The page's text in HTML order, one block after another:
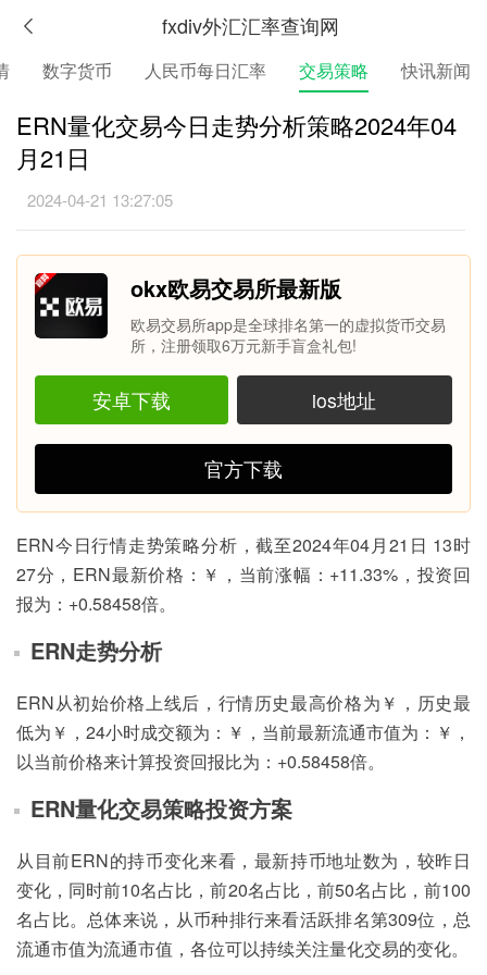
fxdiv外汇汇率查询网
数字货币 人民币每日汇率 交易策略 快讯新闻
ERN量化交易今日走势分析策略2024年04
月21日
2024-04-21 13:27:05
okx欧易交易所最新版
欧易交易所app是全球排名第一的虚拟货币交易
所，注册领取6万元新手盲盒礼包!
安卓下载 ios地址
官方下载
ERN今日行情走势策略分析，截至2024年04月21日 13时
27分，ERN最新价格：￥，当前涨幅：+11.33%，投资回
报为：+0.58458倍。
ERN走势分析
ERN从初始价格上线后，行情历史最高价格为￥，历史最
低为￥，24小时成交额为：￥，当前最新流通市值为：￥，
以当前价格来计算投资回报比为：+0.58458倍。
ERN量化交易策略投资方案
从目前ERN的持币变化来看，最新持币地址数为，较昨日
变化，同时前10名占比，前20名占比，前50名占比，前100
名占比。总体来说，从币种排行来看活跃排名第309位，总
流通市值为流通市值，各位可以持续关注量化交易的变化。